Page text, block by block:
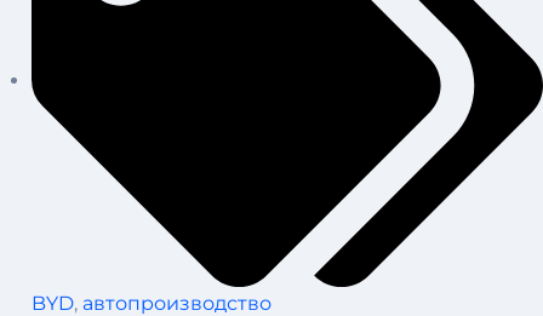
BYD, автопроизводство